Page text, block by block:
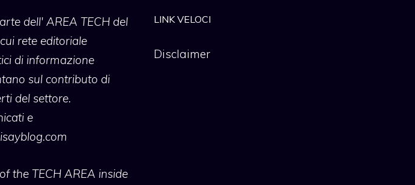
dell' AREA TECH del
rete editoriale
di informazione
sul contributo di
del settore.
e
the TECH AREA inside
LINK VELOCI
Disclaimer